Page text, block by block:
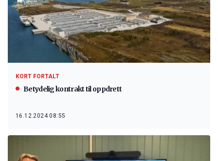
KORT FORTALT
Betydelig kontrakt til oppdrett
16.12.2024 08:55